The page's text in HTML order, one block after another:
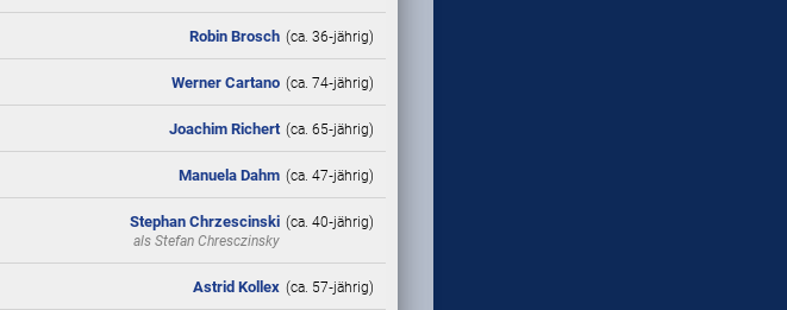
Robin Brosch (ca. 36‑jährig)
Werner Cartano (ca. 74‑jährig)
Joachim Richert (ca. 65‑jährig)
Manuela Dahm (ca. 47‑jährig)
Stephan Chrzescinski
als Stefan Chresczinsky
(ca. 40‑jährig)
Astrid Kollex (ca. 57‑jährig)